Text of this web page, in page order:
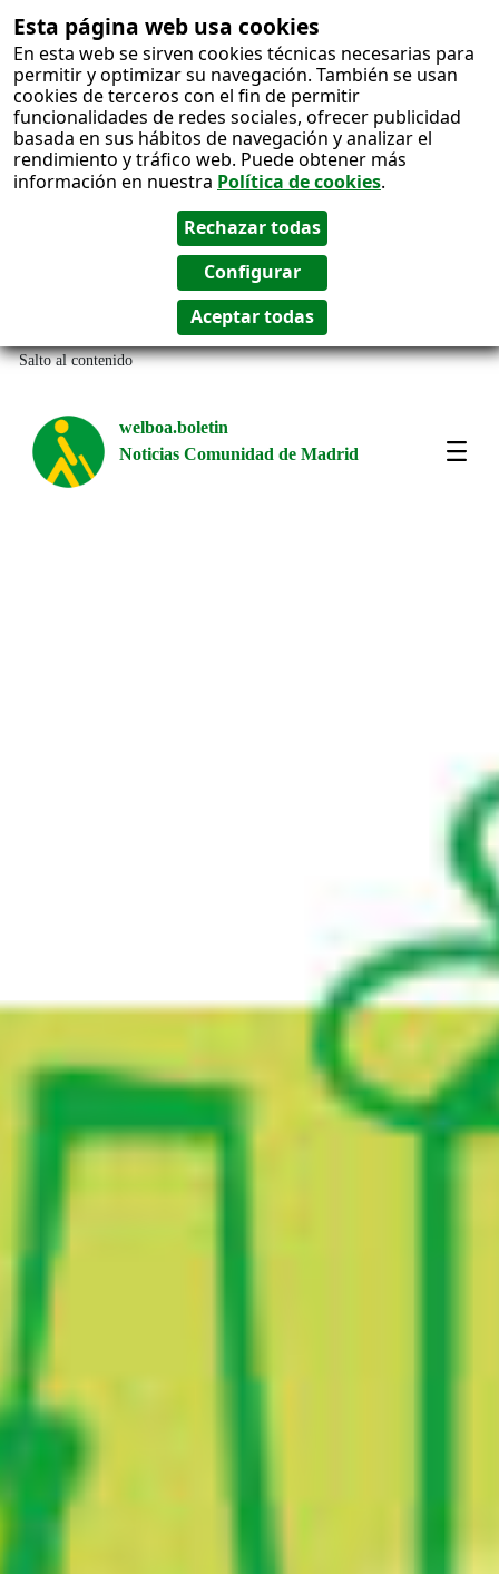
Esta página web usa cookies
En esta web se sirven cookies técnicas necesarias para
permitir y optimizar su navegación. También se usan
cookies de terceros con el fin de permitir
funcionalidades de redes sociales, ofrecer publicidad
basada en sus hábitos de navegación y analizar el
rendimiento y tráfico web. Puede obtener más
información en nuestra Política de cookies.
Salto al contenido
welboa.boletin
Noticias Comunidad de Madrid